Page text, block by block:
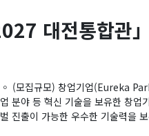
대전통합관
◦ (모집규모) 창업기업(Eureka
업 분야 등 혁신 기술을 보유한 창
벌 진출이 가능한 우수한 기술력을